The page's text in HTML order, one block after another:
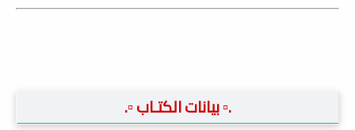
.▫️ بيانات الكتـاب ▫️.